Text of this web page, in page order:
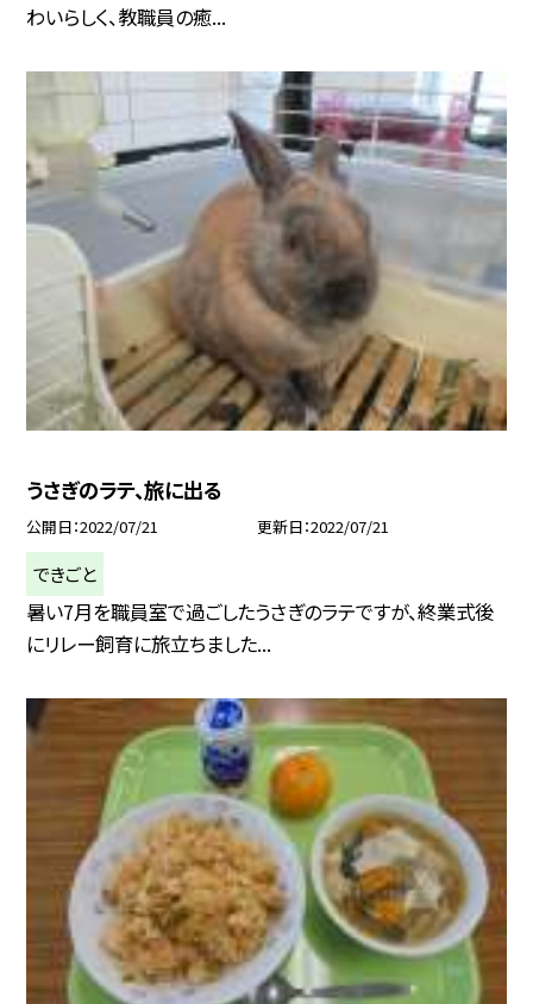
わいらしく、教職員の癒...
うさぎのラテ、旅に出る
公開日 2022/07/21 更新日 2022/07/21
できごと
暑い7月を職員室で過ごしたうさぎのラテですが、終業式後
にリレー飼育に旅立ちました...